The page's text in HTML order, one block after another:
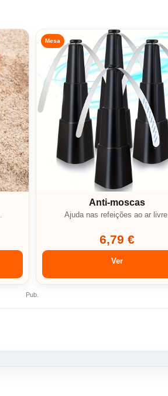
Mesa
Anti-moscas
Ajuda nas refeições ao ar livre.
6,79 €
Ver
Pub.